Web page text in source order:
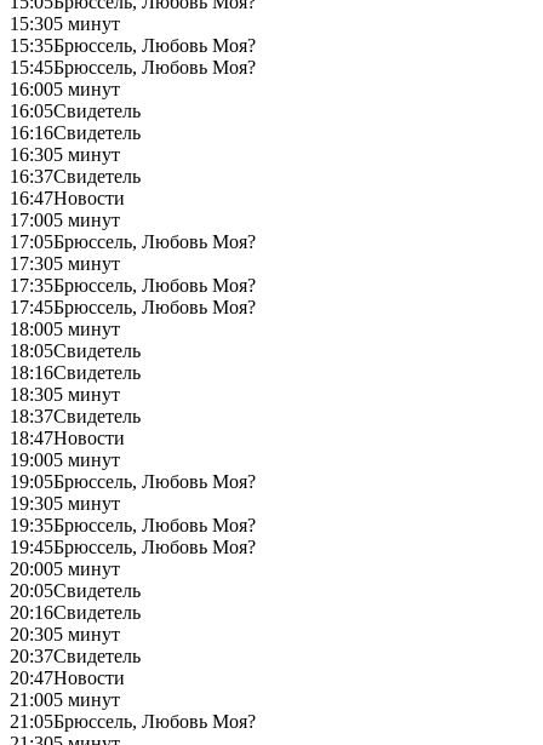
15:305 минут
15:35Брюссель, Любовь Моя?
15:45Брюссель, Любовь Моя?
16:005 минут
16:05Свидетель
16:16Свидетель
16:305 минут
16:37Свидетель
16:47Новости
17:005 минут
17:05Брюссель, Любовь Моя?
17:305 минут
17:35Брюссель, Любовь Моя?
17:45Брюссель, Любовь Моя?
18:005 минут
18:05Свидетель
18:16Свидетель
18:305 минут
18:37Свидетель
18:47Новости
19:005 минут
19:05Брюссель, Любовь Моя?
19:305 минут
19:35Брюссель, Любовь Моя?
19:45Брюссель, Любовь Моя?
20:005 минут
20:05Свидетель
20:16Свидетель
20:305 минут
20:37Свидетель
20:47Новости
21:005 минут
21:05Брюссель, Любовь Моя?